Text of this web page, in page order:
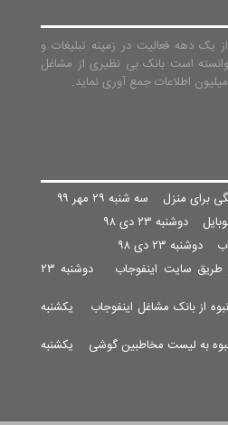
یک دهه فعالیت در زمینه تبلیغات و
است بانک بی نظیری از مشاغل
برای منزل سه شنبه ۲۹ مهر ۹۹
دوشنبه ۲۳ دی ۹۸
دوشنبه ۲۳ دی ۹۸
طریق سایت اینفوجاب
دوشنبه ۲۳
از بانک مشاغل اینفوجاب یکشنبه
به لیست مخاطبین گوشی یکشنبه